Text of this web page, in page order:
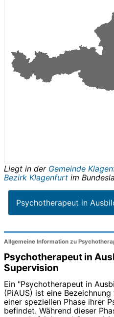
Liegt in der Gemeinde
Bezirk Klagenfurt im
Psychotherapeut in
Allgemeine Information zu
Psychotherapeut in
Supervision
Ein "Psychotherapeut in
(PiAUS) ist eine
einer speziellen Phase ihrer
befindet. Während dieser